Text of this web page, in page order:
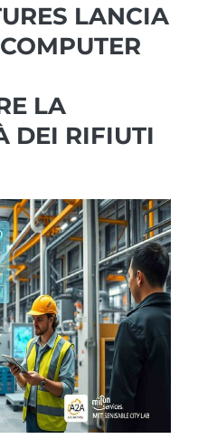
LANCIA
LA
DEI RIFIUTI